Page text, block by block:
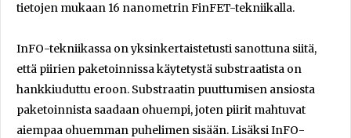
tietojen mukaan 16 nanometrin FinFET-tekniikalla.
InFO-tekniikassa on yksinkertaistetusti sanottuna siitä,
että piirien paketoinnissa käytetystä substraatista on
hankkiuduttu eroon. Substraatin puuttumisen ansiosta
paketoinnista saadaan ohuempi, joten piirit mahtuvat
aiempaa ohuemman puhelimen sisään. Lisäksi InFO-